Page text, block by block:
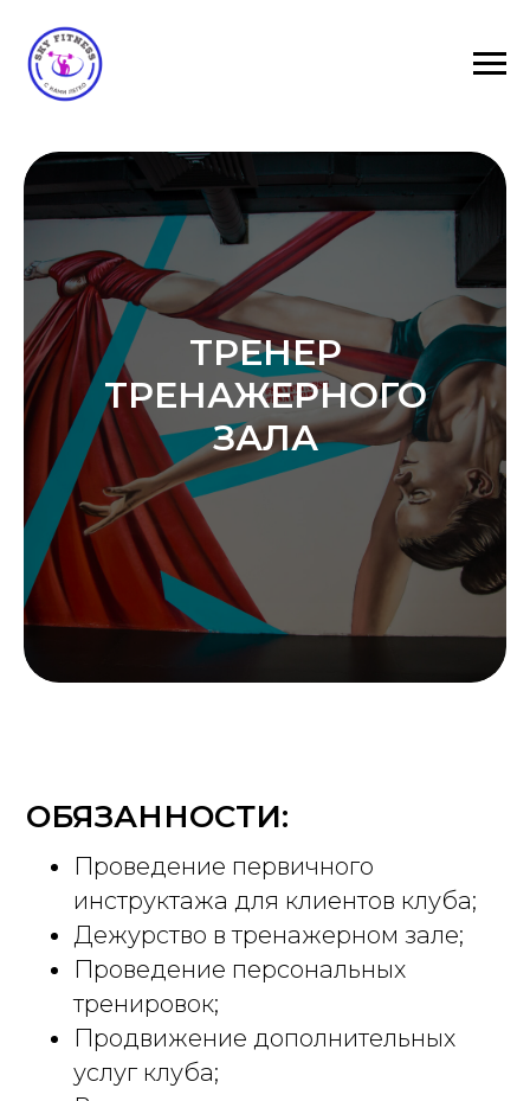
ТРЕНЕР
ТРЕНАЖЕРНОГО
ЗАЛА
ОБЯЗАННОСТИ:
Проведение первичного
инструктажа для клиентов клуба;
Дежурство в тренажерном зале;
Проведение персональных
тренировок;
Продвижение дополнительных
услуг клуба;